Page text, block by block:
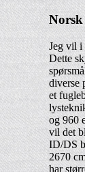
Jeg vil i
Dette
diverse
et
og 960
vil det
ID/DS
2670
har